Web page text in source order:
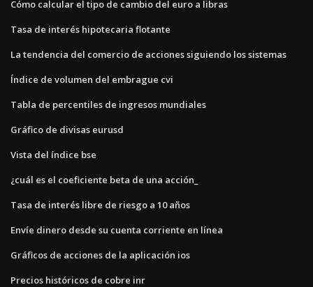
Cómo calcular el tipo de cambio del euro a libras
Tasa de interés hipotecaria flotante
La tendencia del comercio de acciones siguiendo los sistemas
Índice de volumen del embrague cvi
Tabla de percentiles de ingresos mundiales
Gráfico de divisas eurusd
Vista del índice bse
¿cuál es el coeficiente beta de una acción_
Tasa de interés libre de riesgo a 10 años
Envíe dinero desde su cuenta corriente en línea
Gráficos de acciones de la aplicación ios
Precios históricos de cobre inr